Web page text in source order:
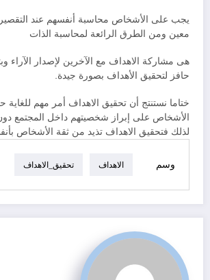
يجب على الأشخاص محاسبة أنفسهم عند
معين ومن الطرق الرائعة لمحاسبة الذات
هى مشاركة الاهداف مع الآخرين لإصدار الآراء
حافز لتحقيق الأهداف بصورة جيدة.
ختاما نستنتج أن تحقيق الاهداف أمر مهم
الأشخاص على إبراز شخصيتهم داخل المجتمع
لذلك فتحقيق الاهداف تذيد من ثقة الأشخاص
وسم الاهداف تحقيق_الاهداف